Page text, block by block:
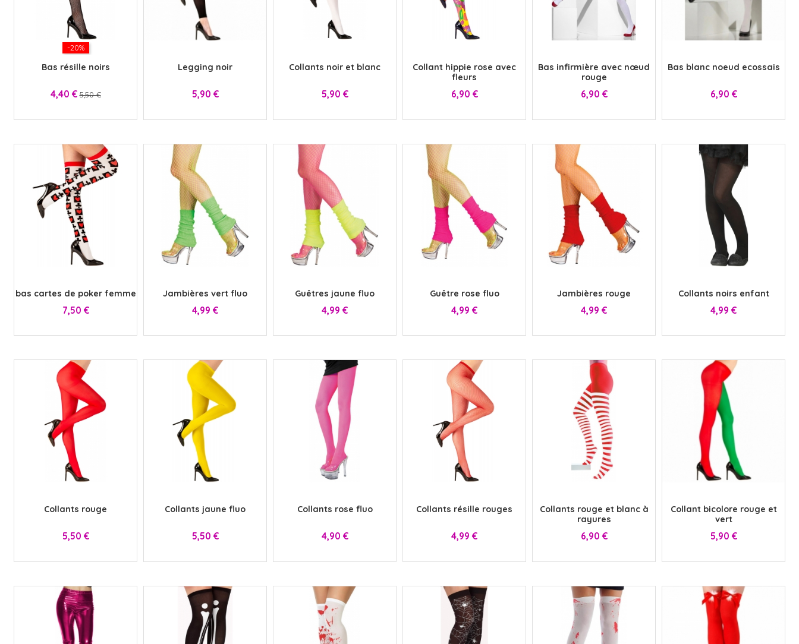
VIKING WESTERN
-20%
Bas résille noirs
Prix
4,40 € Prix
5,50 €
Legging noir
Prix
5,90 €
Collants noir et blanc
Prix
5,90 €
Collant hippie rose avec
fleurs
Prix
6,90 €
Bas infirmière avec nœud
rouge
Prix
6,90 €
Bas blanc noeud ecossais
Prix
6,90 €
bas cartes de poker femme
Prix
7,50 €
Jambières vert fluo
Prix
4,99 €
Guêtres jaune fluo
Prix
4,99 €
Guêtre rose fluo
Prix
4,99 €
Jambières rouge
Prix
4,99 €
Collants noirs enfant
Prix
4,99 €
Collants rouge
Prix
5,50 €
Collants jaune fluo
Prix
5,50 €
Collants rose fluo
Prix
4,90 €
Collants résille rouges
Prix
4,99 €
Collants rouge et blanc à
rayures
Prix
6,90 €
Collant bicolore rouge et
vert
Prix
5,90 €